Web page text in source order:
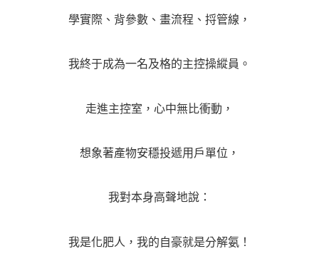
學實際、背參數、畫流程、捋管線，
我終于成為一名及格的主控操縱員。
走進主控室，心中無比衝動，
想象著產物安穩投遞用戶單位，
我對本身高聲地說：
我是化肥人，我的自豪就是分解氨！